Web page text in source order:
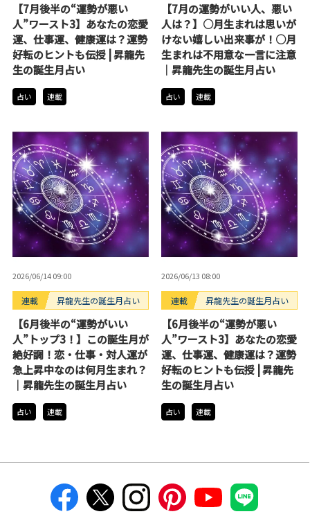
【7月後半の“運勢が悪い
人”ワースト3】あなたの恋愛
運、仕事運、健康運は？運勢
好転のヒントも伝授 | 昇龍先
生の誕生月占い
占い 連載
【7月の運勢がいい人、悪い
人は？】○月生まれは思いが
けない嬉しい出来事が！○月
生まれは不用意な一言に注意
｜昇龍先生の誕生月占い
占い 連載
2026/06/14 09:00
連載 昇龍先生の誕生月占い
【6月後半の“運勢がいい
人”トップ3！】この誕生月が
絶好調！恋・仕事・対人運が
急上昇中なのは何月生まれ？
｜昇龍先生の誕生月占い
占い 連載
2026/06/13 08:00
連載 昇龍先生の誕生月占い
【6月後半の“運勢が悪い
人”ワースト3】あなたの恋愛
運、仕事運、健康運は？運勢
好転のヒントも伝授 | 昇龍先
生の誕生月占い
占い 連載